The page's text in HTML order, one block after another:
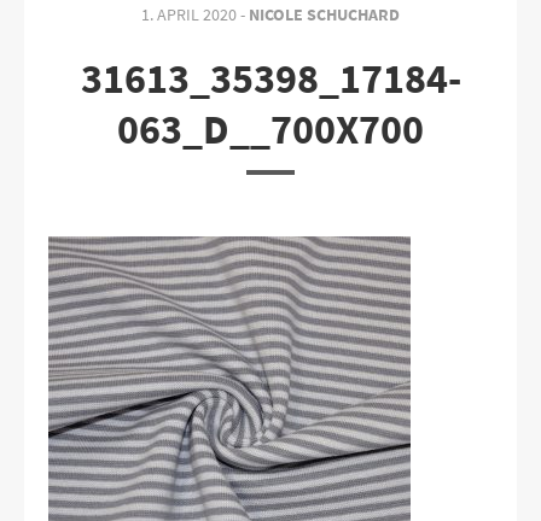
1. APRIL 2020 - NICOLE SCHUCHARD
31613_35398_17184-
063_D__700X700